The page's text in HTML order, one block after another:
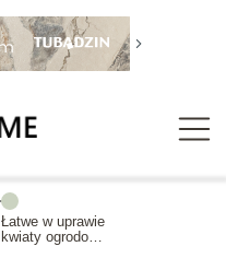
Łatwe w uprawie
kwiaty ogrodowe